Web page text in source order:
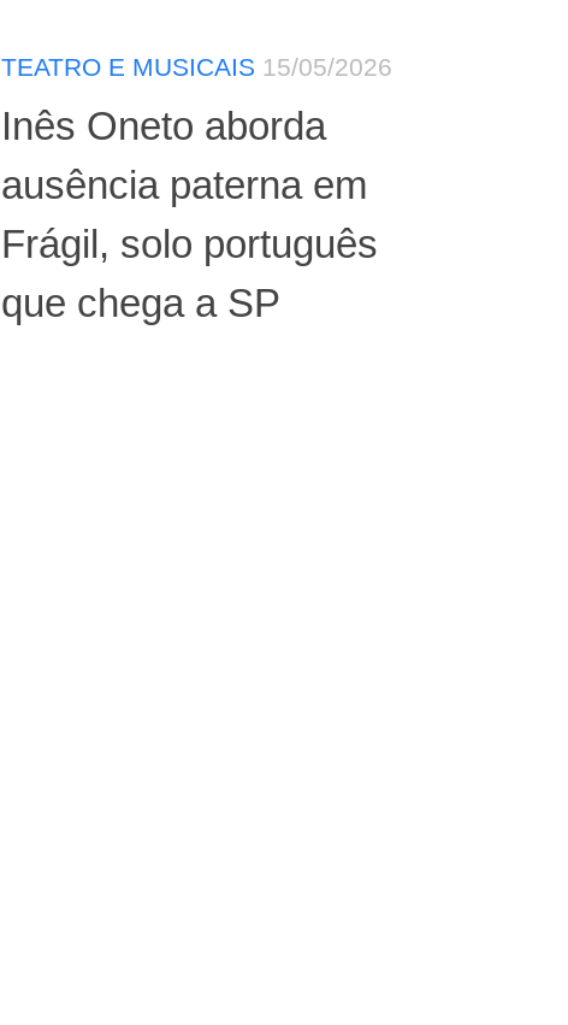
TEATRO E MUSICAIS 15/05/2026
Inês Oneto aborda
ausência paterna em
Frágil, solo português
que chega a SP